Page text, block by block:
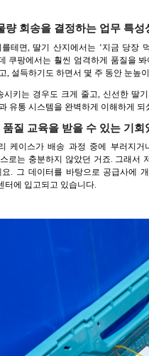
량 회송을 결정하는 업무 특
테면, 딸기 산지에서는 ‘지금 당장
쿠팡에서는 훨씬 엄격하게 품질을
, 설득하기도 하면서 몇 주 동안 눈높
시키는 경우도 크게 줄고, 신선한 딸
유통 시스템을 완벽하게 이해하게
질 교육을 받을 수 있는 기
케이스가 배송 과정 중에 부러지
로는 충분하지 않았던 거죠. 그래서
. 그 데이터를 바탕으로 공급사에
터에 입고되고 있습니다.